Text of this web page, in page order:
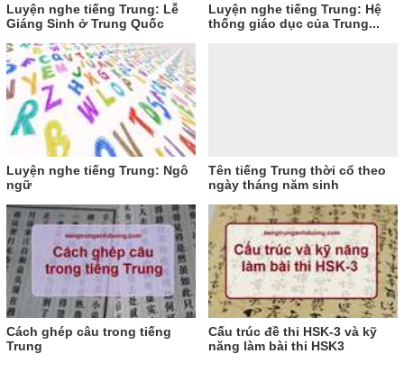
Luyện nghe tiếng Trung: Lễ
Giáng Sinh ở Trung Quốc
Luyện nghe tiếng Trung: Hệ
thống giáo dục của Trung...
Luyện nghe tiếng Trung: Ngô
ngữ
Tên tiếng Trung thời cổ theo
ngày tháng năm sinh
Cách ghép câu trong tiếng
Trung
Cấu trúc đề thi HSK-3 và kỹ
năng làm bài thi HSK3